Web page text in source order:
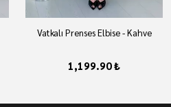
Vatkalı Prenses Elbise - Kahve
1,199.90 ₺